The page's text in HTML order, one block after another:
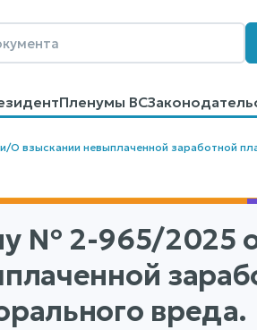
Пленумы ВС
ПомощьПоиск
/О взыскании невыплаченной заработной
№ 2-965/2025
вреда.